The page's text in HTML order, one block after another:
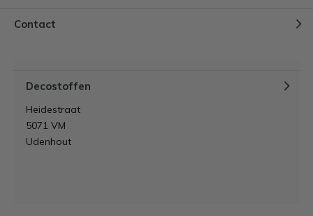
Contact
Decostoffen
Heidestraat
5071 VM
Udenhout